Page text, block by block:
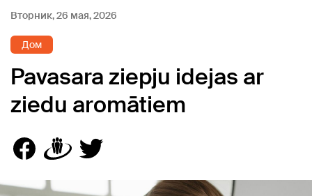
Вторник, 26 мая, 2026
Дом
Pavasara ziepju idejas ar
ziedu aromātiem